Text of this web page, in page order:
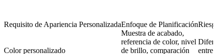
Requisito de Apariencia PersonalizadaEnfoque de Planificación
Color personalizado
Muestra de acabado,
referencia de color, nivel
de brillo, comparación
entre